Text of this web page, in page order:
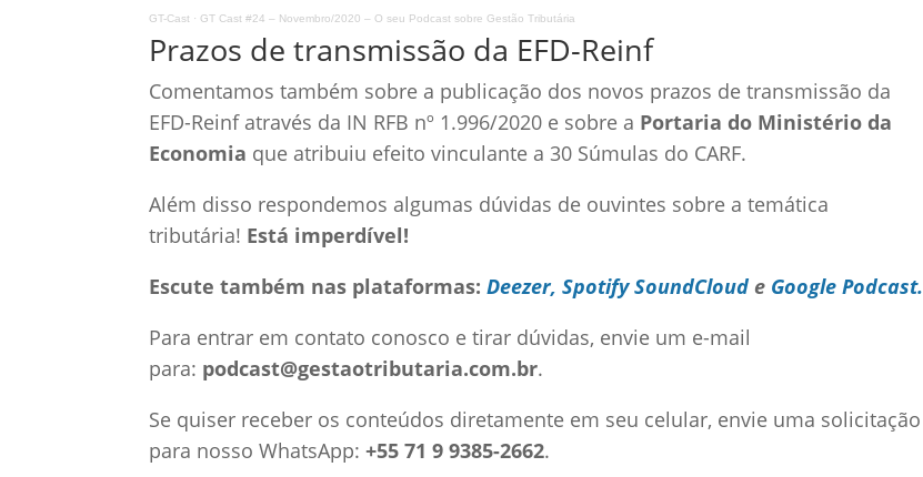
GT-Cast ·GT Cast #24 – Novembro/2020 – O seu Podcast sobre Gestão Tributária
Prazos de transmissão da EFD-Reinf
Comentamos também sobre a publicação dos novos prazos de transmissão da
EFD-Reinf através da IN RFB nº 1.996/2020 e sobre a Portaria do Ministério da
Economia que atribuiu efeito vinculante a 30 Súmulas do CARF.
Além disso respondemos algumas dúvidas de ouvintes sobre a temática
tributária! Está imperdível!
Escute também nas plataformas:Deezer,Spotify SoundCloude Google Podcast.
Para entrar em contato conosco e tirar dúvidas, envie um e-mail
para: podcast@gestaotributaria.com.br.
Se quiser receber os conteúdos diretamente em seu celular, envie uma solicitação
para nosso WhatsApp:+55 71 9 9385-2662.